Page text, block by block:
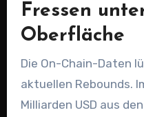
Fressen
Oberfläche
Die On-Chain-Daten
aktuellen Rebounds.
Milliarden USD aus